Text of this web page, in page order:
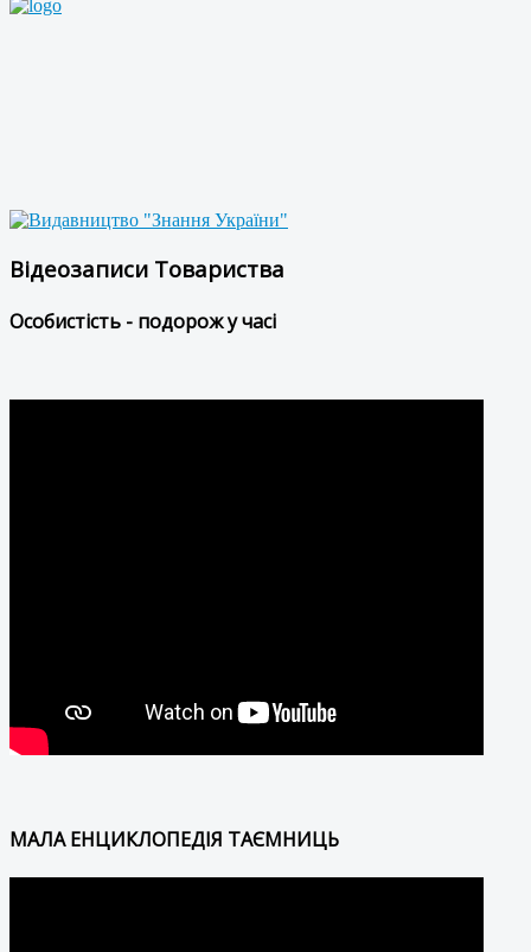
Відеозаписи Товариства
Особистість - подорож у часі
МАЛА ЕНЦИКЛОПЕДІЯ ТАЄМНИЦЬ